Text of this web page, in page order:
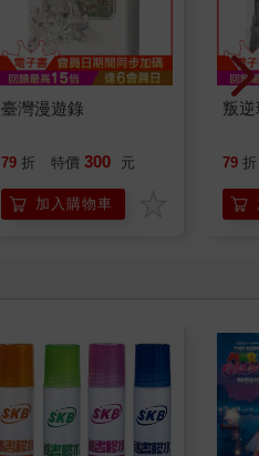
臺灣漫遊錄
79 折 特價 300 元
加入購物車
叛
79 折